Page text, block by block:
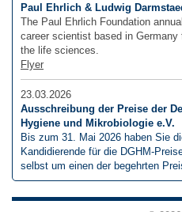
Paul Ehrlich & Ludwig
The Paul Ehrlich Foundation
career scientist based in Germany
the life sciences.
Flyer
23.03.2026
Ausschreibung der Preise der
Hygiene und Mikrobiologie e.V.
Bis zum 31. Mai 2026 haben Sie
Kandidierende für die DGHM-
selbst um einen der begehrten